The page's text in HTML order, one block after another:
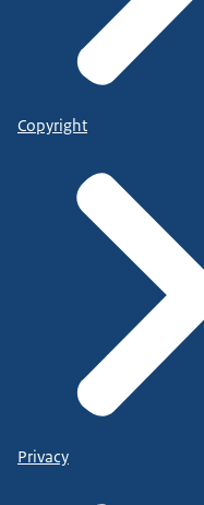
Copyright
Privacy